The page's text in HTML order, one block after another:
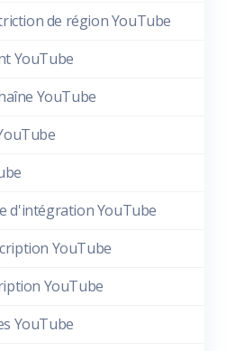
de région YouTube
YouTube
YouTube
d'intégration YouTube
YouTube
YouTube
YouTube